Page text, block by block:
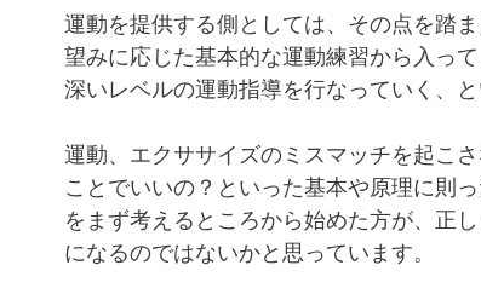
運動を提供する側としては、その点を踏
望みに応じた基本的な運動練習から入っ
深いレベルの運動指導を行なっていく、
運動、エクササイズのミスマッチを起こ
ことでいいの？といった基本や原理に則
をまず考えるところから始めた方が、正
になるのではないかと思っています。